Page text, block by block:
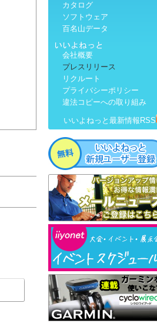
カタログ
ソフトウェア
百名山データ
会社概要
プレスリリース
リクルート
プライバシーポリシー
違法コピーへの取り組み
いいよねっと最新情報RSS